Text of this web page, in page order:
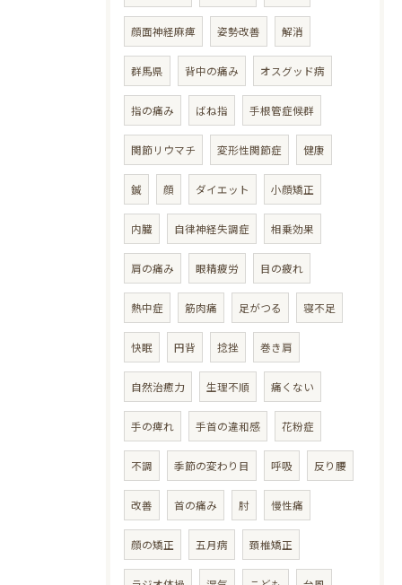
顔面神経麻痺 姿勢改善 解消
群馬県 背中の痛み オスグッド病
指の痛み ばね指 手根管症候群
関節リウマチ 変形性関節症 健康
鍼 顔 ダイエット 小顔矯正
内臓 自律神経失調症 相乗効果
肩の痛み 眼精疲労 目の疲れ
熱中症 筋肉痛 足がつる 寝不足
快眠 円背 捻挫 巻き肩
自然治癒力 生理不順 痛くない
手の痺れ 手首の違和感 花粉症
不調 季節の変わり目 呼吸 反り腰
改善 首の痛み 肘 慢性痛
顔の矯正 五月病 頚椎矯正